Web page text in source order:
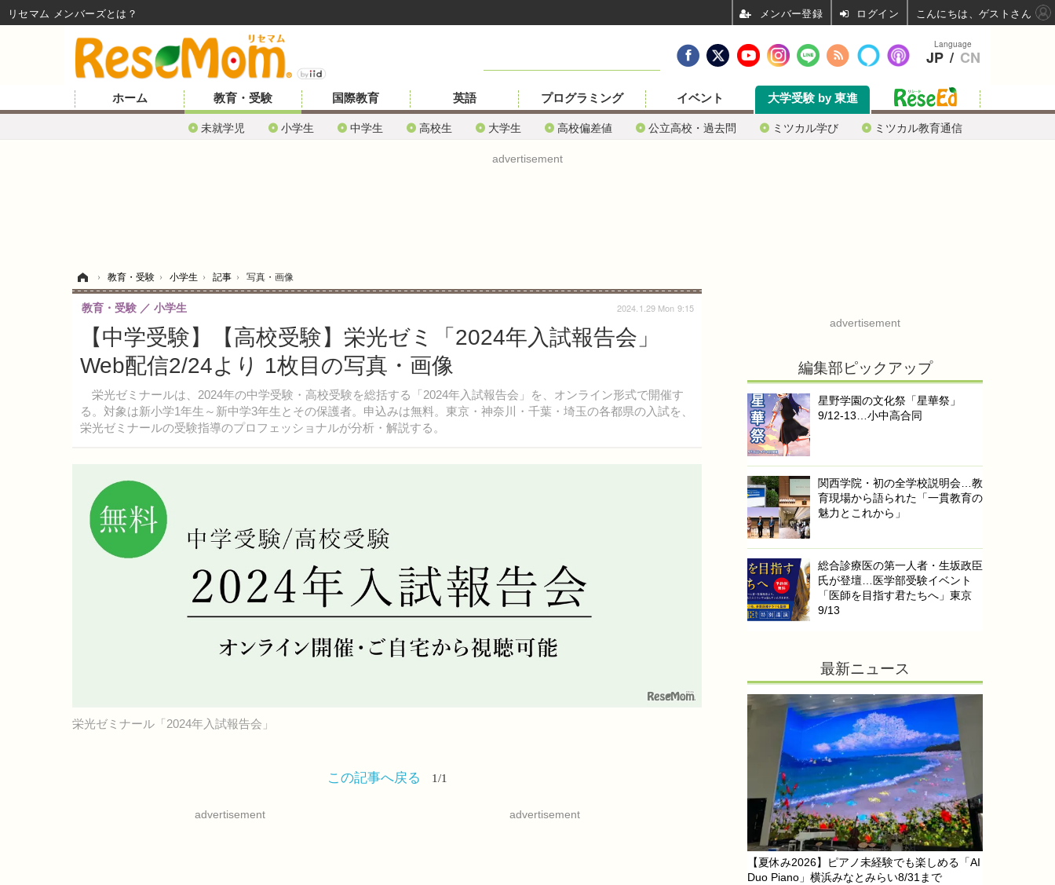
ホーム 教育・受験
未就学児 小学生 中学生 高校生 大学生 高校偏差値 公立高校・過去問 ミツカル学び ミツカル教育通信
国際教育 英語 プログラミング イベント 大学受験 by 東進
advertisement
› 教育・受験 › 小学生 › 記事 › 写真・画像
【中学受験】【高校受験】栄光ゼミ「2024年入試報告会」
Web配信2/24より 1枚目の写真・画像
栄光ゼミナールは、2024年の中学受験・高校受験を総括する「2024年入試報告会」を、オンライン形式で開催す
る。対象は新小学1年生～新中学3年生とその保護者。申込みは無料。東京・神奈川・千葉・埼玉の各都県の入試を、
栄光ゼミナールの受験指導のプロフェッショナルが分析・解説する。
教育・受験 小学生 2024.1.29 Mon 9:15
栄光ゼミナール「2024年入試報告会」
この記事へ戻る 1/1
advertisement advertisement
advertisement
編集部ピックアップ
星野学園の文化祭「星華祭」
9/12-13…小中高合同
関西学院・初の全学校説明会…教
育現場から語られた「一貫教育の
魅力とこれから」
総合診療医の第一人者・生坂政臣
氏が登壇…医学部受験イベント
「医師を目指す君たちへ」東京
9/13
最新ニュース
【夏休み2026】ピアノ未経験でも楽しめる「AI
Duo Piano」横浜みなとみらい8/31まで
Language
JP / CN
リセマム メンバーズ ログイン こんにちは、ゲストさん